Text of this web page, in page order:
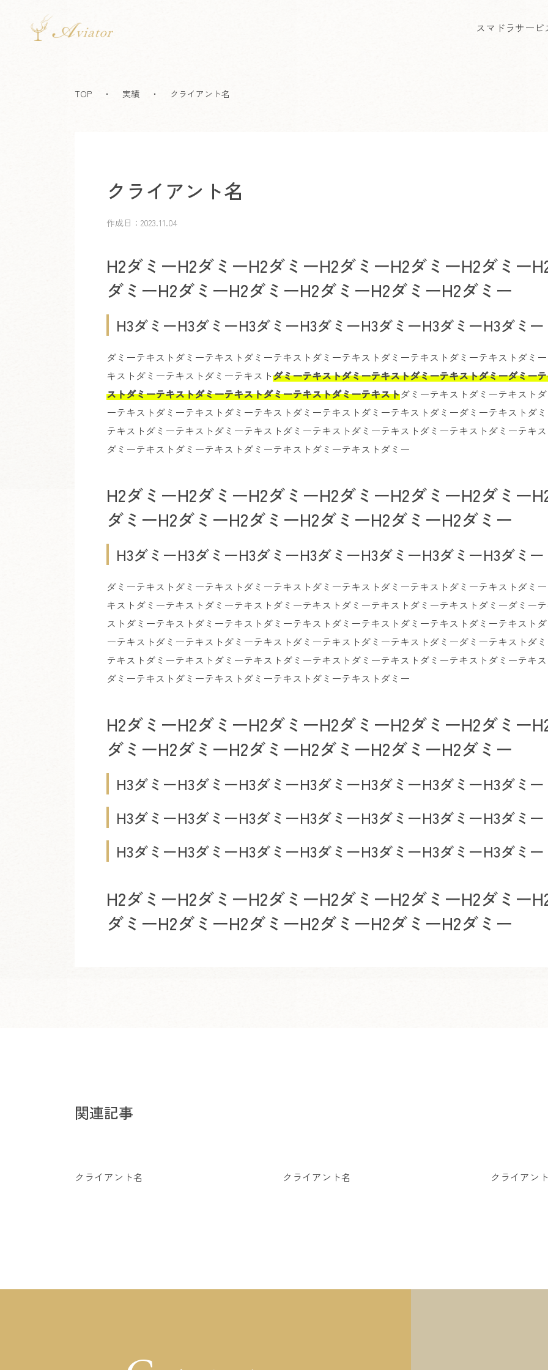
スマドラサービ
TOP ・ 実績 ・ クライアント名
クライアント名
作成日： 2023.11.04
H2ダミーH2ダミーH2ダミーH2ダミーH2ダミーH2ダミー
ダミーH2ダミーH2ダミーH2ダミーH2ダミーH2ダミー
H3ダミーH3ダミーH3ダミーH3ダミーH3ダミーH3ダミーH3ダミー
ダミーテキストダミーテキストダミーテキストダミーテキストダミーテキストダミーテキストダミ
キストダミーテキストダミーテキストダミーテキストダミーテキストダミーテキストダミーダミー
ストダミーテキストダミーテキストダミーテキストダミーテキストダミーテキストダミーテキスト
ーテキストダミーテキストダミーテキストダミーテキストダミーテキストダミーダミーテキストダ
テキストダミーテキストダミーテキストダミーテキストダミーテキストダミーテキストダミーテキ
ダミーテキストダミーテキストダミーテキストダミーテキストダミー
H2ダミーH2ダミーH2ダミーH2ダミーH2ダミーH2ダミー
ダミーH2ダミーH2ダミーH2ダミーH2ダミーH2ダミー
H3ダミーH3ダミーH3ダミーH3ダミーH3ダミーH3ダミーH3ダミー
ダミーテキストダミーテキストダミーテキストダミーテキストダミーテキストダミーテキストダミ
キストダミーテキストダミーテキストダミーテキストダミーテキストダミーテキストダミーダミー
ストダミーテキストダミーテキストダミーテキストダミーテキストダミーテキストダミーテキスト
ーテキストダミーテキストダミーテキストダミーテキストダミーテキストダミーダミーテキストダ
テキストダミーテキストダミーテキストダミーテキストダミーテキストダミーテキストダミーテキ
ダミーテキストダミーテキストダミーテキストダミーテキストダミー
H2ダミーH2ダミーH2ダミーH2ダミーH2ダミーH2ダミー
ダミーH2ダミーH2ダミーH2ダミーH2ダミーH2ダミー
H3ダミーH3ダミーH3ダミーH3ダミーH3ダミーH3ダミーH3ダミー
H3ダミーH3ダミーH3ダミーH3ダミーH3ダミーH3ダミーH3ダミー
H3ダミーH3ダミーH3ダミーH3ダミーH3ダミーH3ダミーH3ダミー
H2ダミーH2ダミーH2ダミーH2ダミーH2ダミーH2ダミー
ダミーH2ダミーH2ダミーH2ダミーH2ダミーH2ダミー
関連記事
クライアント名 クライアント名 クライアン